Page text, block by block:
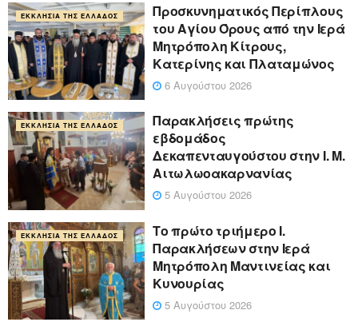
ΕΚΚΛΗΣΊΑ ΤΗΣ ΕΛΛΆΔΟΣ
Προσκυνηματικός Περίπλους
του Αγίου Όρους από την Ιερά
Μητρόπολη Κίτρους,
Κατερίνης και Πλαταμώνος
6 Αυγούστου 2026
ΕΚΚΛΗΣΊΑ ΤΗΣ ΕΛΛΆΔΟΣ
Παρακλήσεις πρώτης
εβδομάδος
Δεκαπενταυγούστου στην Ι. Μ.
Αιτωλωοακαρνανίας
5 Αυγούστου 2026
ΕΚΚΛΗΣΊΑ ΤΗΣ ΕΛΛΆΔΟΣ
Το πρώτο τριήμερο Ι.
Παρακλήσεων στην Ιερά
Μητρόπολη Μαντινείας και
Κυνουρίας
5 Αυγούστου 2026